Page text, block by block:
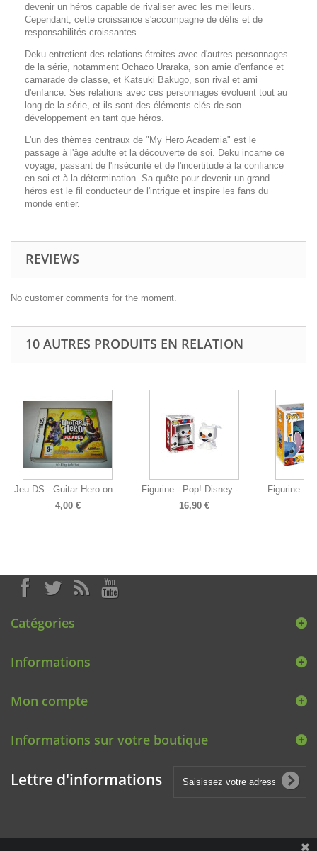
devenir un héros capable de rivaliser avec les meilleurs.
Cependant, cette croissance s'accompagne de défis et de
responsabilités croissantes.
Deku entretient des relations étroites avec d'autres personnages
de la série, notamment Ochaco Uraraka, son amie d'enfance et
camarade de classe, et Katsuki Bakugo, son rival et ami
d'enfance. Ses relations avec ces personnages évoluent tout au
long de la série, et ils sont des éléments clés de son
développement en tant que héros.
L'un des thèmes centraux de "My Hero Academia" est le
passage à l'âge adulte et la découverte de soi. Deku incarne ce
voyage, passant de l'insécurité et de l'incertitude à la confiance
en soi et à la détermination. Sa quête pour devenir un grand
héros est le fil conducteur de l'intrigue et inspire les fans du
monde entier.
REVIEWS
No customer comments for the moment.
10 AUTRES PRODUITS EN RELATION
Jeu DS - Guitar Hero on...
4,00 €
Figurine - Pop! Disney -...
16,90 €
Figurine -
Catégories
Informations
Mon compte
Informations sur votre boutique
Lettre d'informations